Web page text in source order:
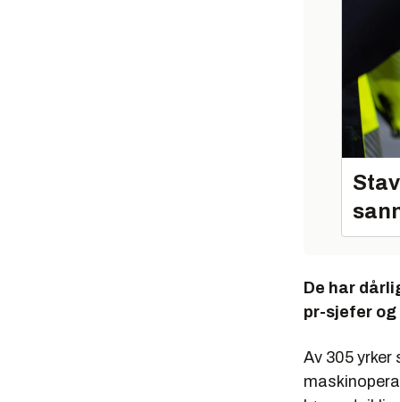
76.
82.
83.
85.
86.
98.
114. El-
De har
pr-sjefer
Av 305